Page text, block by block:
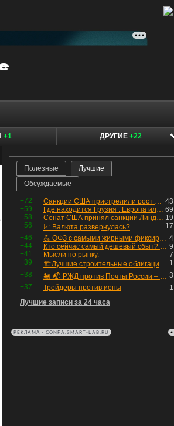
+1 ДРУГИЕ +22
Полезные
Лучшие
Обсуждаемые
+72 43
Санкции США пристрелили рост акций в России
+59
69
Где находится Грузия : Европа или Азия
+58
19
Сенат США принял санкции Линдси Грэма против России
+56
17
📈 Валюта развернулась?
+46
4
💪 ОФЗ с самыми жирными фиксированными купонами
+44
9
Кто сейчас самый дешевый сбыт? Сводный пост по сбытовым компаниям по отчетам РСБУ за Q2 26г.
+41
7
Мысли по рынку.
+39
1
🏗Лучшие строительные облигации первого эшелона
+38
3
🚂 📬 РЖД против Почты России – Какие облигации выбрать?
+37
1
Трейдеры против иены
Лучшие записи за 24 часа
РЕКЛАМА • CONFA.SMART-LAB.RU